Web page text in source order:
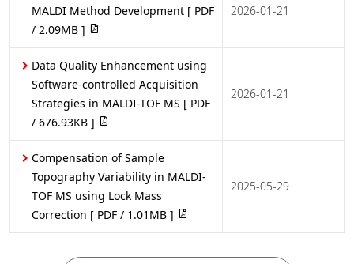
MALDI Method Development [ PDF
/ 2.09MB ]
2026-01-21
Data Quality Enhancement using
Software-controlled Acquisition
Strategies in MALDI-TOF MS [ PDF
/ 676.93KB ]
2026-01-21
Compensation of Sample
Topography Variability in MALDI-
TOF MS using Lock Mass
Correction [ PDF / 1.01MB ]
2025-05-29